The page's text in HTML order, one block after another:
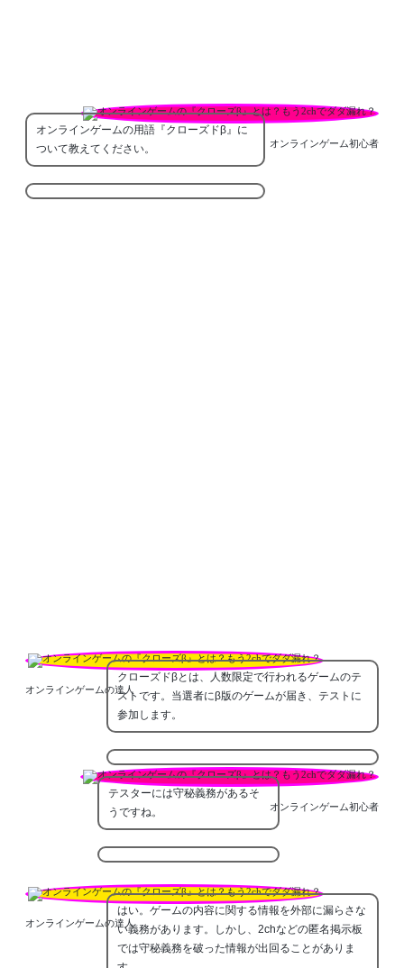
オンラインゲーム初心者
オンラインゲームの用語『クローズドβ』に
ついて教えてください。
オンラインゲームの達人
クローズドβとは、人数限定で行われるゲームのテ
ストです。当選者にβ版のゲームが届き、テストに
参加します。
オンラインゲーム初心者
テスターには守秘義務があるそ
うですね。
オンラインゲームの達人
はい。ゲームの内容に関する情報を外部に漏らさな
い義務があります。しかし、2chなどの匿名掲示板
では守秘義務を破った情報が出回ることがありま